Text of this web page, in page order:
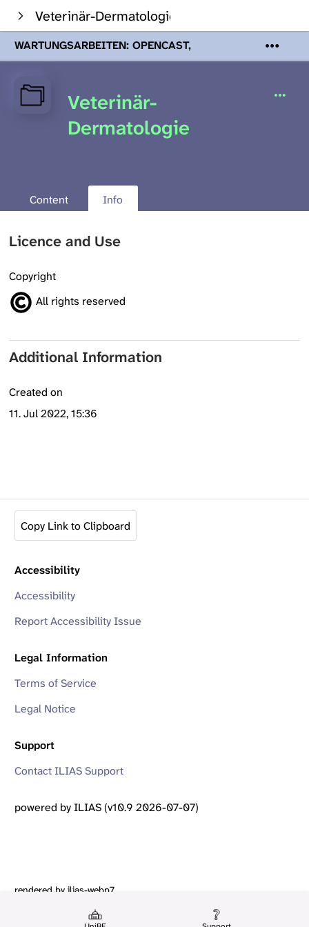
Veterinär-Dermatologie
WARTUNGSARBEITEN: OPENCAST,
PODCASTS & TOBIRA
Mi 19. August
Wartungsarbeiten an den Opencast-
Servern werden Ihnen Podcasts,
Opencast-Videos und Tobira nicht zur
Verfügung stehen. Kontakt:
Veterinär-
Dermatologie
Content Info
Licence and Use
Copyright
All rights reserved
Additional Information
Created on
11. Jul 2022, 15:36
Copy Link to Clipboard
Accessibility
Accessibility
Report Accessibility Issue
Legal Information
Terms of Service
Legal Notice
Support
Contact ILIAS Support
powered by ILIAS (v10.9 2026-07-07)
rendered by ilias-webp7